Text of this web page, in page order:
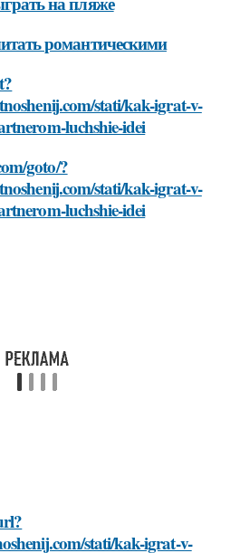
романтическими
stati/kak-igrat-v-
luchshie-idei
goto/?
stati/kak-igrat-v-
luchshie-idei
stati/kak-igrat-v-